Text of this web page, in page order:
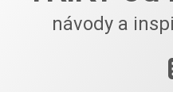
návody a